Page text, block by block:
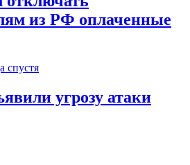
из РФ оплаченные
спустя
угрозу атаки